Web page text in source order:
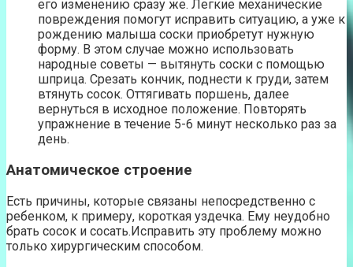
его изменению сразу же. Легкие механические
повреждения помогут исправить ситуацию, а уже к
рождению малыша соски приобретут нужную
форму. В этом случае можно использовать
народные советы — вытянуть соски с помощью
шприца. Срезать кончик, поднести к груди, затем
втянуть сосок. Оттягивать поршень, далее
вернуться в исходное положение. Повторять
упражнение в течение 5-6 минут несколько раз за
день.
Анатомическое строение
Есть причины, которые связаны непосредственно с
ребенком, к примеру, короткая уздечка. Ему неудобно
брать сосок и сосать.Исправить эту проблему можно
только хирургическим способом.